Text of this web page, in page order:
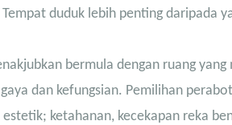
duduk lebih penting daripada
bermula dengan ruang
gaya dan kefungsian. Pemilihan
ketahanan, kecekapan reka